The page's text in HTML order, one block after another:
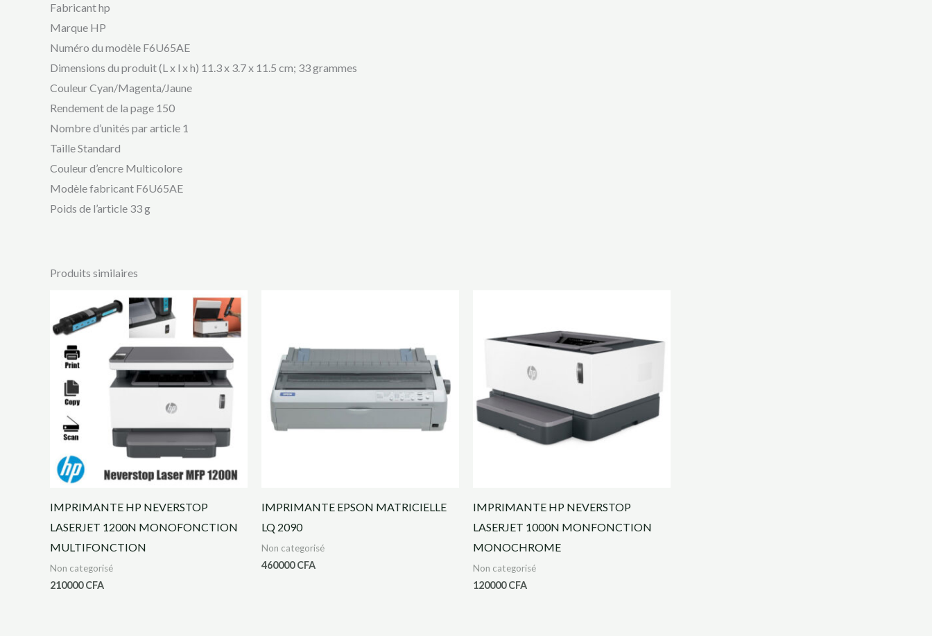
Fabricant ‎hp
Marque ‎HP
Numéro du modèle ‎F6U65AE
Dimensions du produit (L x l x h) ‎11.3 x 3.7 x 11.5 cm; 33 grammes
Couleur ‎Cyan/Magenta/Jaune
Rendement de la page 150
Nombre d’unités par article ‎1
Taille ‎Standard
Couleur d’encre ‎Multicolore
Modèle fabricant ‎F6U65AE
Poids de l’article ‎33 g
Produits similaires
IMPRIMANTE HP NEVERSTOP
LASERJET 1200N MONOFONCTION
MULTIFONCTION
Non categorisé
210000CFA
IMPRIMANTE EPSON MATRICIELLE
LQ 2090
Non categorisé
460000CFA
IMPRIMANTE HP NEVERSTOP
LASERJET 1000N MONFONCTION
MONOCHROME
Non categorisé
120000CFA